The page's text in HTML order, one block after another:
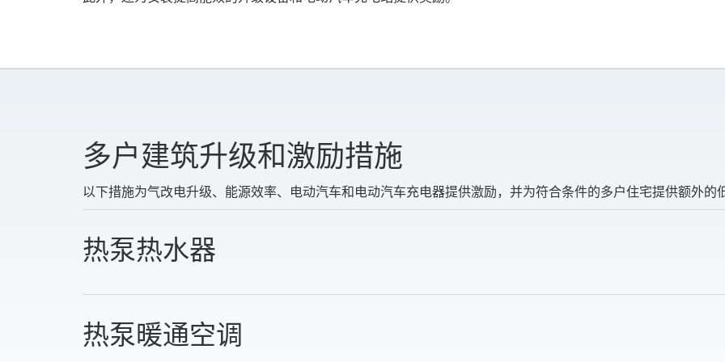
多户建筑升级和激励措施
以下措施为气改电升级、能源效率、电动汽车和电动汽车充电器提供激励，并为符合条件的多户住宅提供额外的
热泵热水器
热泵暖通空调